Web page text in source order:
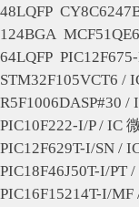
48LQFP
124BGA
64LQFP
STM32F105VCT6 /
R5F1006DASP#30 /
PIC10F222-I/P / IC
PIC12F629T-I/SN /
PIC18F46J50T-I/PT
PIC16F15214T-I/